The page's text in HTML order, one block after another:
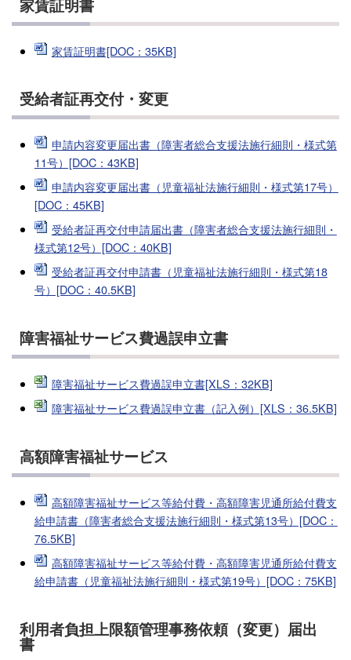
家賃証明書
家賃証明書[DOC：35KB]
受給者証再交付・変更
申請内容変更届出書（障害者総合支援法施行細則・様式第
11号）[DOC：43KB]
申請内容変更届出書（児童福祉法施行細則・様式第17号）
[DOC：45KB]
受給者証再交付申請届出書（障害者総合支援法施行細則・
様式第12号）[DOC：40KB]
受給者証再交付申請書（児童福祉法施行細則・様式第18
号）[DOC：40.5KB]
障害福祉サービス費過誤申立書
障害福祉サービス費過誤申立書[XLS：32KB]
障害福祉サービス費過誤申立書（記入例）[XLS：36.5KB]
高額障害福祉サービス
高額障害福祉サービス等給付費・高額障害児通所給付費支
給申請書（障害者総合支援法施行細則・様式第13号）[DOC：
76.5KB]
高額障害福祉サービス等給付費・高額障害児通所給付費支
給申請書（児童福祉法施行細則・様式第19号）[DOC：75KB]
利用者負担上限額管理事務依頼（変更）届出
書